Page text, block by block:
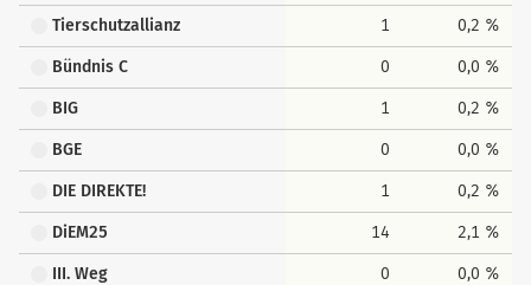
Tierschutzallianz 1 0,2 %
Bündnis C 0 0,0 %
BIG 1 0,2 %
BGE 0 0,0 %
DIE DIREKTE! 1 0,2 %
DiEM25 14 2,1 %
III. Weg 0 0,0 %